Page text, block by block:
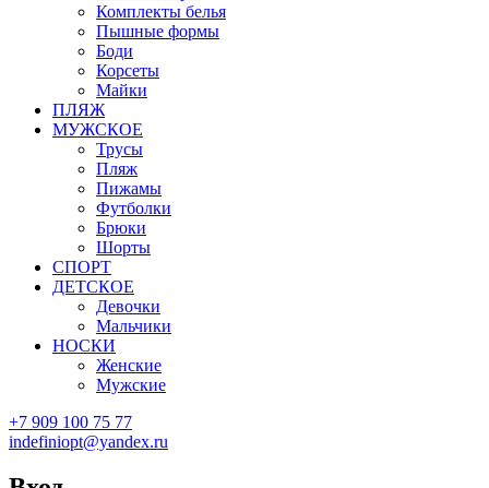
Комплекты белья
Пышные формы
Боди
Корсеты
Майки
ПЛЯЖ
МУЖСКОЕ
Трусы
Пляж
Пижамы
Футболки
Брюки
Шорты
СПОРТ
ДЕТСКОЕ
Девочки
Мальчики
НОСКИ
Женские
Мужские
+7 909 100 75 77
indefiniopt@yandex.ru